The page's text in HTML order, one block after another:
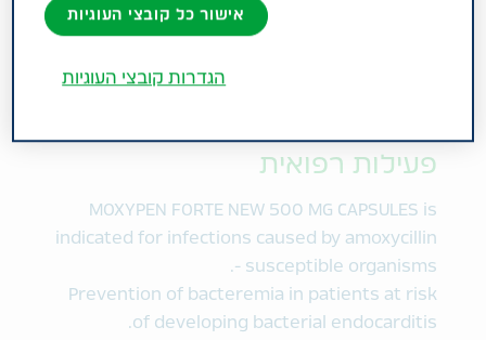
AMOXICILLIN TRIHYDRATE 500 MG
פעילות רפואית
MOXYPEN FORTE NEW 500 MG CAPSULES is
indicated for infections caused by amoxycillin
- susceptible organisms.
Prevention of bacteremia in patients at risk
of developing bacterial endocarditis.
אישור כל קובצי העוגיות
הגדרות קובצי העוגיות